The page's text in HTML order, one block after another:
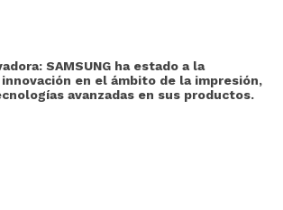
SAMSUNG ha estado a la
en el ámbito de la impresión,
avanzadas en sus productos.